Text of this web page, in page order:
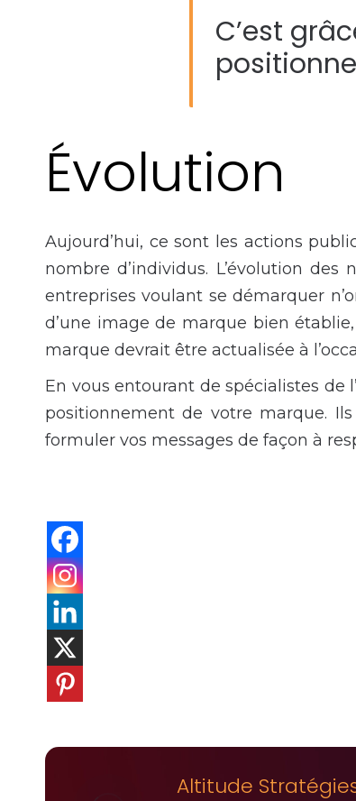
C’est
Évolution
Aujourd’hui, ce sont les actions
nombre d’individus. L’évolution
entreprises voulant se démarquer
d’une image de marque bien
marque devrait être actualisée à
En vous entourant de spécialistes
positionnement de votre marque.
formuler vos messages de façon à
Altitude